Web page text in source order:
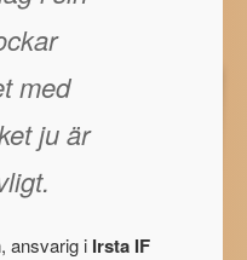
med
ju är
ansvarig i Irsta IF